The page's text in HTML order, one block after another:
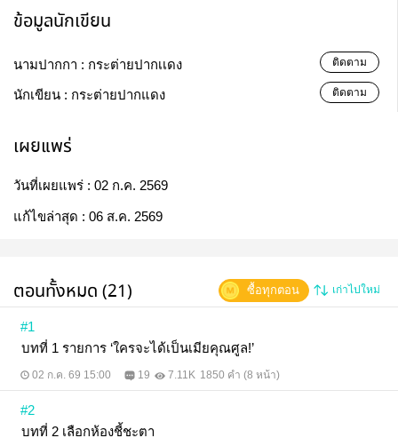
ข้อมูลนักเขียน
นามปากกา : กระต่ายปากเเดง ติดตาม
นักเขียน : กระต่ายปากแดง ติดตาม
เผยแพร่
วันที่เผยแพร่ : 02 ก.ค. 2569
แก้ไขล่าสุด : 06 ส.ค. 2569
ตอนทั้งหมด (21) เก่าไปใหม่
ซื้อทุกตอน
#1
บทที่ 1 รายการ ‘ใครจะได้เป็นเมียคุณศูล!’
02 ก.ค. 69 15:00 19 7.11K 1850 คำ (8 หน้า)
#2
บทที่ 2 เลือกห้องชี้ชะตา